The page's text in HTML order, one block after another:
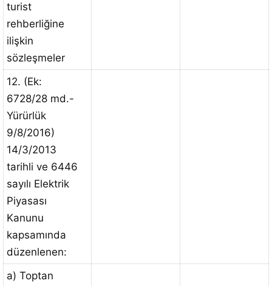
turist
rehberliğine
ilişkin
sözleşmeler
12. (Ek:
6728/28 md.-
Yürürlük
9/8/2016)
14/3/2013
tarihli ve 6446
sayılı Elektrik
Piyasası
Kanunu
kapsamında
düzenlenen:
a) Toptan